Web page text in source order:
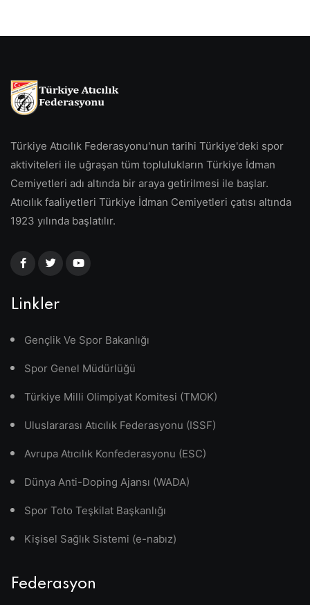
Türkiye Atıcılık Federasyonu'nun tarihi Türkiye'deki spor
aktiviteleri ile uğraşan tüm toplulukların Türkiye İdman
Cemiyetleri adı altında bir araya getirilmesi ile başlar.
Atıcılık faaliyetleri Türkiye İdman Cemiyetleri çatısı altında
1923 yılında başlatılır.
Linkler
Gençlik Ve Spor Bakanlığı
Spor Genel Müdürlüğü
Türkiye Milli Olimpiyat Komitesi (TMOK)
Uluslararası Atıcılık Federasyonu (ISSF)
Avrupa Atıcılık Konfederasyonu (ESC)
Dünya Anti-Doping Ajansı (WADA)
Spor Toto Teşkilat Başkanlığı
Kişisel Sağlık Sistemi (e-nabız)
Federasyon